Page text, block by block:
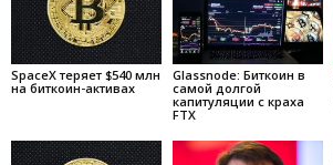
SpaceX теряет $540 млн
на биткоин-активах
Glassnode: Биткоин в
самой долгой
капитуляции с краха
FTX